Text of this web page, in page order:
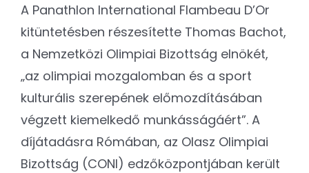
A Panathlon International Flambeau D’Or
kitüntetésben részesítette Thomas Bachot,
a Nemzetközi Olimpiai Bizottság elnökét,
„az olimpiai mozgalomban és a sport
kulturális szerepének előmozdításában
végzett kiemelkedő munkásságáért”. A
díjátadásra Rómában, az Olasz Olimpiai
Bizottság (CONI) edzőközpontjában került